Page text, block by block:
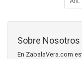
Sobre Nosotros
En ZabalaVera.com